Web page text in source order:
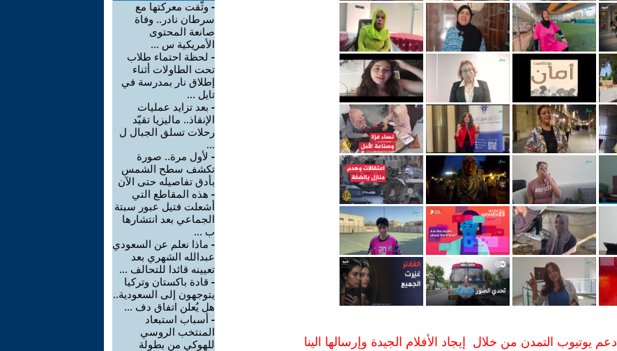
ادعم يوتيوب التمدن من خلال إيجاد الأفلام الجيدة وإرسالها الينا
- وثّقت معركتها مع
سرطان نادر.. وفاة
صانعة المحتوى
الأمريكية س ...
- لحظة احتماء طلاب
تحت الطاولات أثناء
إطلاق نار بمدرسة في
تايل ...
- بعد تزايد عمليات
الإنقاذ.. ماليزيا تقيّد
رحلات تسلق الجبال ل
...
- لأول مرة.. صورة
تكشف سطح الشمس
بأدق تفاصيله حتى الآن
- هذه المقاطع التي
أشعلت فتيل عبور سبتة
الجماعي بعد انتشارها
ب ...
- ماذا نعلم عن السعودي
عبدالله الشهري بعد
تعيينه قائدا للتحالف ...
- قادة باكستان وتركيا
يتوجهون إلى السعودية..
هل يُعلن اتفاق دف ...
- أسباب استبعاد
المنتخب الروسي
للهوكي من بطولة